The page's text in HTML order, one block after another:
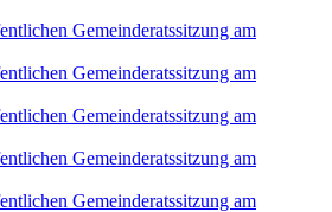
Gemeinderatssitzung am
Gemeinderatssitzung am
Gemeinderatssitzung am
Gemeinderatssitzung am
Gemeinderatssitzung am